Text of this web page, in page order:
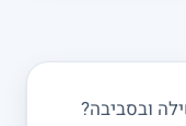
ובסביבה?